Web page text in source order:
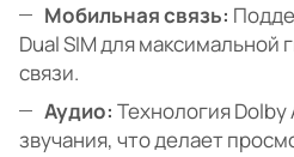
Мобильная связь:
Dual SIM для максимальной
связи.
Аудио: Технология
звучания, что делает